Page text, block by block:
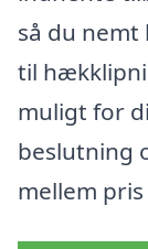
så du
til
muligt for
beslutning
mellem